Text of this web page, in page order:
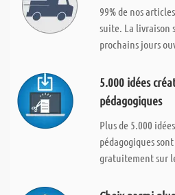
99% de nos
suite. La livraison
prochains jours
5.000 idées
pédagogiques
Plus de 5.000
pédagogiques
gratuitement sur